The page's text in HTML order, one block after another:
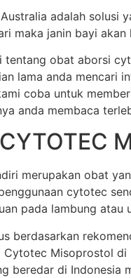
adalah solusi
maka janin bayi
tentang obat aborsi
lama anda mencari
coba untuk
anda membaca
merupakan obat
cytotec
pada lambung atau
berdasarkan
Misoprostol
beredar di Indonesia